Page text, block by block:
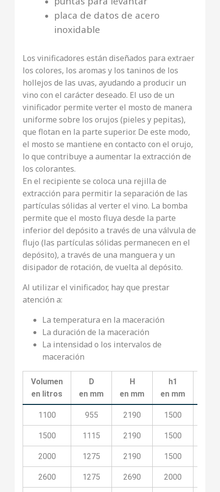
placa de datos de acero
inoxidable
Los vinificadores están diseñados para extraer
los colores, los aromas y los taninos de los
hollejos de las uvas, ayudando a producir un
vino con el carácter deseado. El uso de un
vinificador permite verter el mosto de manera
uniforme sobre los orujos (pieles y pepitas),
que flotan en la parte superior. De este modo,
el mosto se mantiene en contacto con el orujo,
lo que contribuye a aumentar la extracción de
los colorantes.
En el recipiente se coloca una rejilla de
extracción para permitir la separación de las
partículas sólidas al verter el vino. La bomba
permite que el mosto fluya desde la parte
inferior del depósito a través de una válvula de
flujo (las partículas sólidas permanecen en el
depósito), a través de una manguera y un
disipador de rotación, de vuelta al depósito.
Al utilizar el vinificador, hay que prestar
atención a:
La temperatura en la maceración
La duración de la maceración
La intensidad o los intervalos de
maceración
Volumen
en litros
D
en mm
H
en mm
h1
en mm
1100 955 2190 1500
1500 1115 2190 1500
2000 1275 2190 1500
2600 1275 2690 2000